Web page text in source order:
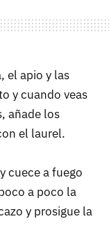
el apio y las
y cuando veas
añade los
el laurel.
cuece a fuego
a poco la
y prosigue la